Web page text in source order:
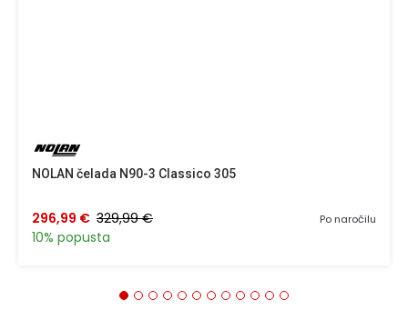
NOLAN čelada N90-3 Classico 305
Po naročilu
296,99 € 329,99 €
10% popusta